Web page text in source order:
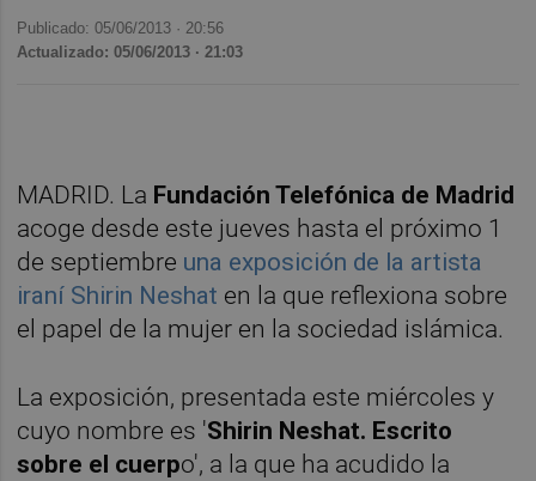
Publicado: 05/06/2013 · 20:56
Actualizado: 05/06/2013 · 21:03
MADRID. La Fundación Telefónica de Madrid
acoge desde este jueves hasta el próximo 1
de septiembre una exposición de la artista
iraní Shirin Neshat en la que reflexiona sobre
el papel de la mujer en la sociedad islámica.
La exposición, presentada este miércoles y
cuyo nombre es 'Shirin Neshat. Escrito
sobre el cuerpo', a la que ha acudido la